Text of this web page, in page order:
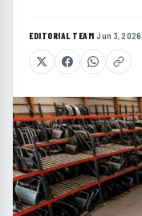
EDITORIAL TEAM·Jun 3, 2026